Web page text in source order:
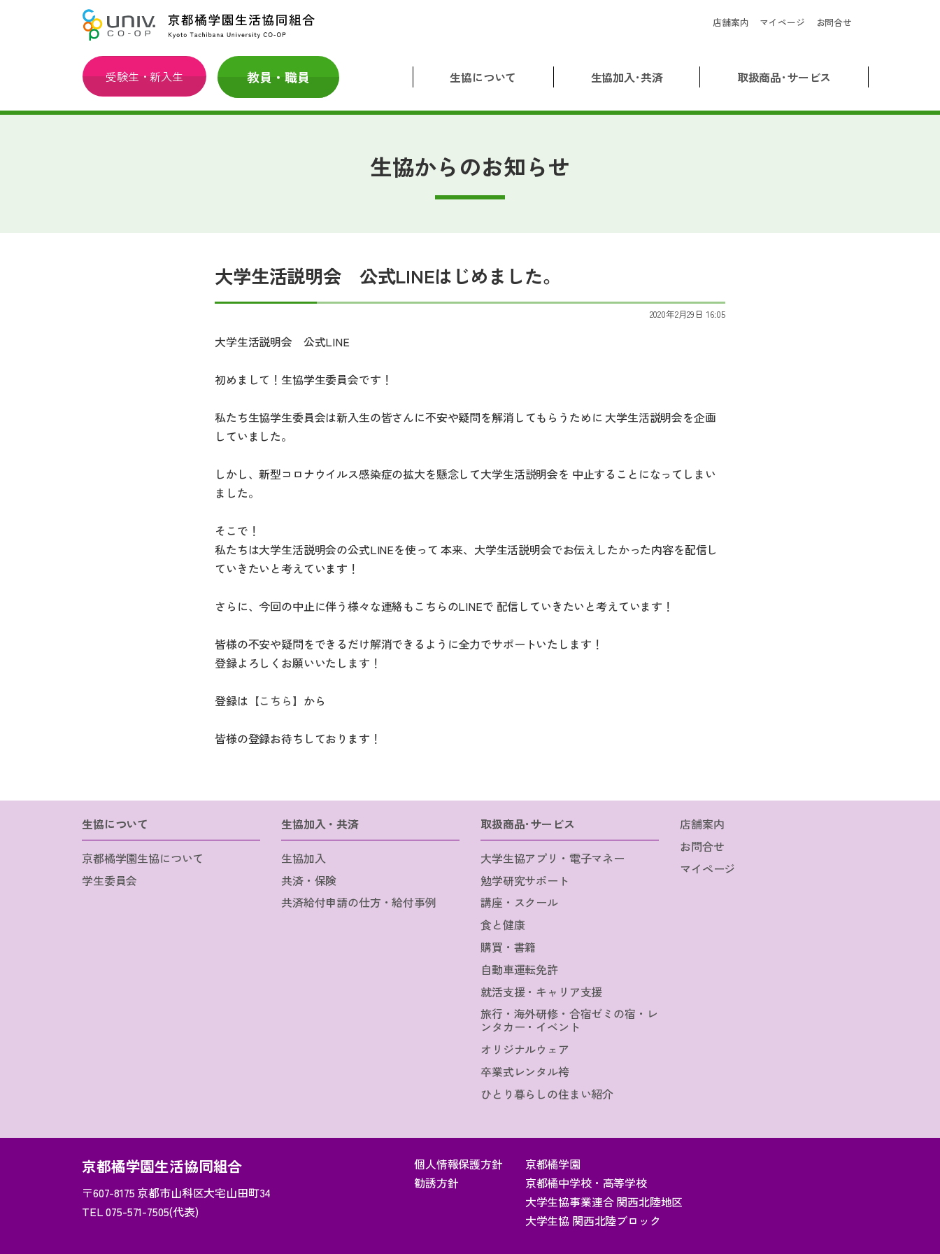
店舗案内 マイページ お問合せ
受験生・新入生 生協について 生協加入･共済 取扱商品･サービス
生協からのお知らせ
大学生活説明会 公式LINEはじめました。
2020年2月29日 16:05
大学生活説明会 公式LINE
初めまして！生協学生委員会です！
私たち生協学生委員会は新入生の皆さんに不安や疑問を解消してもらうために 大学生活説明会を企画
していました。
しかし、新型コロナウイルス感染症の拡大を懸念して大学生活説明会を 中止することになってしまい
ました。
そこで！
私たちは大学生活説明会の公式LINEを使って 本来、大学生活説明会でお伝えしたかった内容を配信し
ていきたいと考えています！
さらに、今回の中止に伴う様々な連絡もこちらのLINEで 配信していきたいと考えています！
皆様の不安や疑問をできるだけ解消できるように全力でサポートいたします！
登録よろしくお願いいたします！
登録は 【こちら】 から
皆様の登録お待ちしております！
生協について
京都橘学園生協について
学生委員会
生協加入・共済
生協加入
共済・保険
共済給付申請の仕方・給付事例
取扱商品･サービス
大学生協アプリ・電子マネー
勉学研究サポート
講座・スクール
食と健康
購買・書籍
自動車運転免許
就活支援・キャリア支援
旅行・海外研修・合宿ゼミの宿・レ
ンタカー・イベント
オリジナルウェア
卒業式レンタル袴
ひとり暮らしの住まい紹介
店舗案内
お問合せ
マイページ
京都橘学園生活協同組合
〒607-8175京都市山科区大宅山田町34
TEL 075-571-7505(代表)
個人情報保護方針
勧誘方針
京都橘学園
京都橘中学校・高等学校
大学生協事業連合 関西北陸地区
大学生協 関西北陸ブロック